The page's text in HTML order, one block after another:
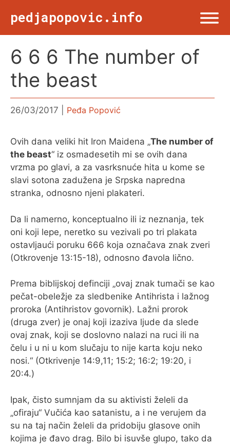
pedjapopovic.info
Menu
NASLOVNA
DRUŠTVO
SPORT
VIŠE OD TWITA
FOTO & ŽURNALIZAM
O MENI
6 6 6 The number of
the beast
26/03/2017 Peđa Popović
Ovih dana veliki hit Iron Maidena „The number of
the beast“ iz osmadesetih mi se ovih dana
vrzma po glavi, a za vasrksnuće hita u kome se
slavi sotona zadužena je Srpska napredna
stranka, odnosno njeni plakateri.
Da li namerno, konceptualno ili iz neznanja, tek
oni koji lepe, neretko su vezivali po tri plakata
ostavljaući poruku 666 koja označava znak zveri
(Otkrovenje 13:15-18), odnosno đavola lično.
Prema biblijskoj definciji „ovaj znak tumači se kao
pečat-obeležje za sledbenike Antihrista i lažnog
proroka (Antihristov govornik). Lažni prorok
(druga zver) je onaj koji izaziva ljude da slede
ovaj znak, koji se doslovno nalazi na ruci ili na
čelu i u ni u kom slučaju to nije karta koju neko
nosi.“ (Otkrivenje 14:9,11; 15:2; 16:2; 19:20, i
20:4.)
Ipak, čisto sumnjam da su aktivisti želeli da
„ofiraju“ Vučića kao satanistu, a i ne verujem da
su na taj način želeli da pridobiju glasove onih
kojima je đavo drag. Bilo bi isuvše glupo, tako da